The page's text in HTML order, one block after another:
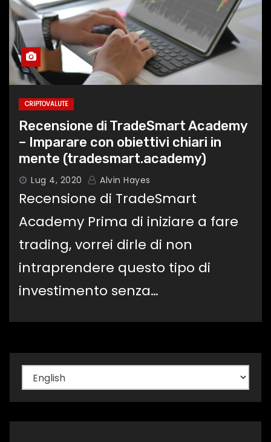
CRIPTOVALUTE
Recensione di TradeSmart Academy
– Imparare con obiettivi chiari in
mente (tradesmart.academy)
Lug 4, 2020 Alvin Hayes
Recensione di TradeSmart
Academy Prima di iniziare a fare
trading, vorrei dirle di non
intraprendere questo tipo di
investimento senza…
Scegli
una
lingua